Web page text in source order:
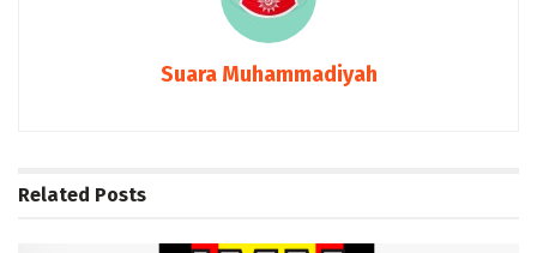
Suara Muhammadiyah
Related Posts